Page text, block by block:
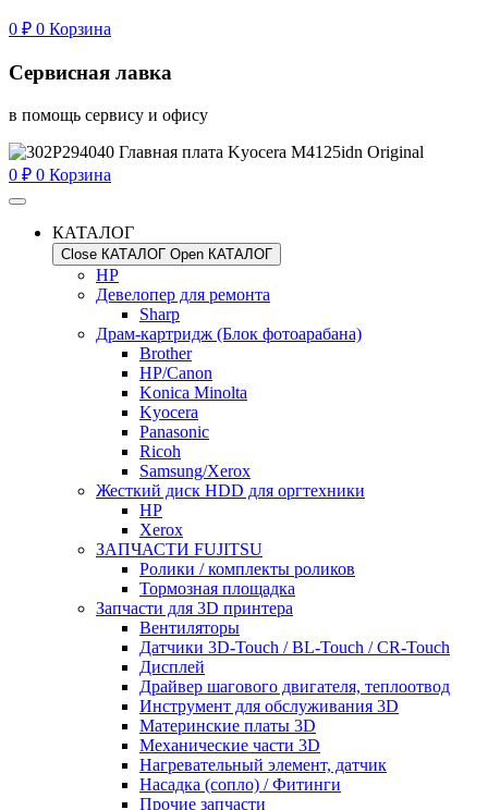
0 ₽ 0 Корзина
Сервисная лавка
в помощь сервису и офису
0 ₽ 0 Корзина
КАТАЛОГ
Close КАТАЛОГ Open КАТАЛОГ
HP
Девелопер для ремонта
Sharp
Драм-картридж (Блок фотоарабана)
Brother
HP/Canon
Konica Minolta
Kyocera
Panasonic
Ricoh
Samsung/Xerox
Жесткий диск HDD для оргтехники
HP
Xerox
ЗАПЧАСТИ FUJITSU
Ролики / комплекты роликов
Тормозная площадка
Запчасти для 3D принтера
Вентиляторы
Датчики 3D-Touch / BL-Touch / CR-Touch
Дисплей
Драйвер шагового двигателя, теплоотвод
Инструмент для обслуживания 3D
Материнские платы 3D
Механические части 3D
Нагревательный элемент, датчик
Насадка (сопло) / Фитинги
Прочие запчасти